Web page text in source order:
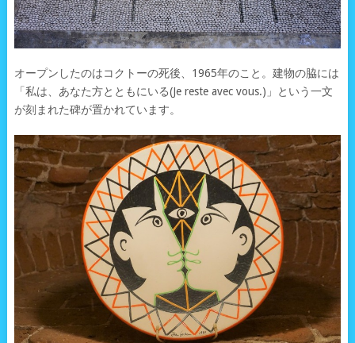
オープンしたのはコクトーの死後、1965年のこと。建物の脇には
「私は、あなた方とともにいる(Je reste avec vous.)」という一文
が刻まれた碑が置かれています。